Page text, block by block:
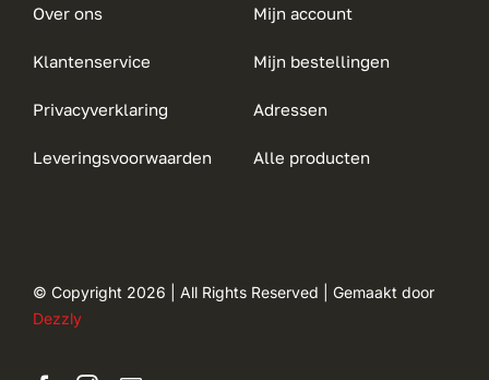
Over ons
Klantenservice
Privacyverklaring
Leveringsvoorwaarden
Mijn account
Mijn bestellingen
Adressen
Alle producten
© Copyright 2026 | All Rights Reserved | Gemaakt door
Dezzly